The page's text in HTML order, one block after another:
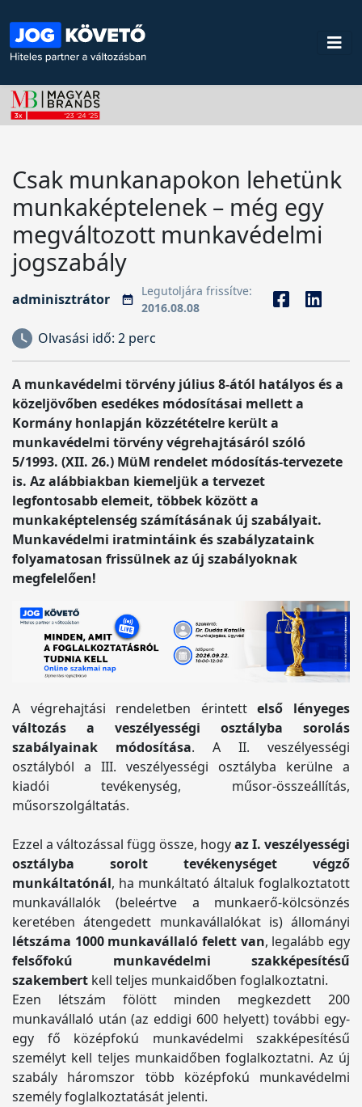
Csak munkanapokon lehetünk
munkaképtelenek – még egy
megváltozott munkavédelmi
jogszabály
adminisztrátor
Legutoljára frissítve:
2016.08.08
Olvasási idő: 2 perc
A munkavédelmi törvény július 8-ától hatályos és a
közeljövőben esedékes módosításai mellett a
Kormány honlapján közzétételre került a
munkavédelmi törvény végrehajtásáról szóló
5/1993. (XII. 26.) MüM rendelet módosítás-tervezete
is. Az alábbiakban kiemeljük a tervezet
legfontosabb elemeit, többek között a
munkaképtelenség számításának új szabályait.
Munkavédelmi iratmintáink és szabályzataink
folyamatosan frissülnek az új szabályoknak
megfelelően!
A végrehajtási rendeletben érintettelső lényeges
változás a veszélyességi osztályba sorolás
szabályainak módosítása. A II. veszélyességi
osztályból a III. veszélyességi osztályba kerülne a
kiadói tevékenység, műsor-összeállítás,
műsorszolgáltatás.
Ezzel a változással függ össze, hogyaz I. veszélyességi
osztályba sorolt tevékenységet végző
munkáltatónál, ha munkáltató általuk foglalkoztatott
munkavállalók (beleértve a munkaerő-kölcsönzés
keretében átengedett munkavállalókat is) állományi
létszáma 1000 munkavállaló felett van, legalább egy
felsőfokú munkavédelmi szakképesítésű
szakembert kell teljes munkaidőben foglalkoztatni.
Ezen létszám fölött minden megkezdett 200
munkavállaló után (az eddigi 600 helyett) további egy-
egy fő középfokú munkavédelmi szakképesítésű
személyt kell teljes munkaidőben foglalkoztatni. Az új
szabály háromszor több középfokú munkavédelmi
személy foglalkoztatását jelenti.